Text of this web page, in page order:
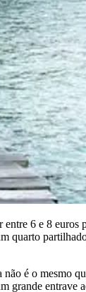
6 e 8 euros
quarto
é o mesmo
grande entrave